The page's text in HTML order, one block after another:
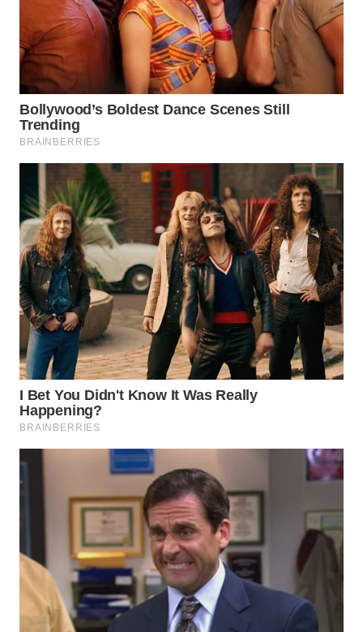
WN
SOLO
WN
BOROBUDUR
WN
MADURA
WN
SURABAYA
WN
NATUNA
WN
BINTAN
WN
MANDALIKA
WN
WN
WN
BORNEO